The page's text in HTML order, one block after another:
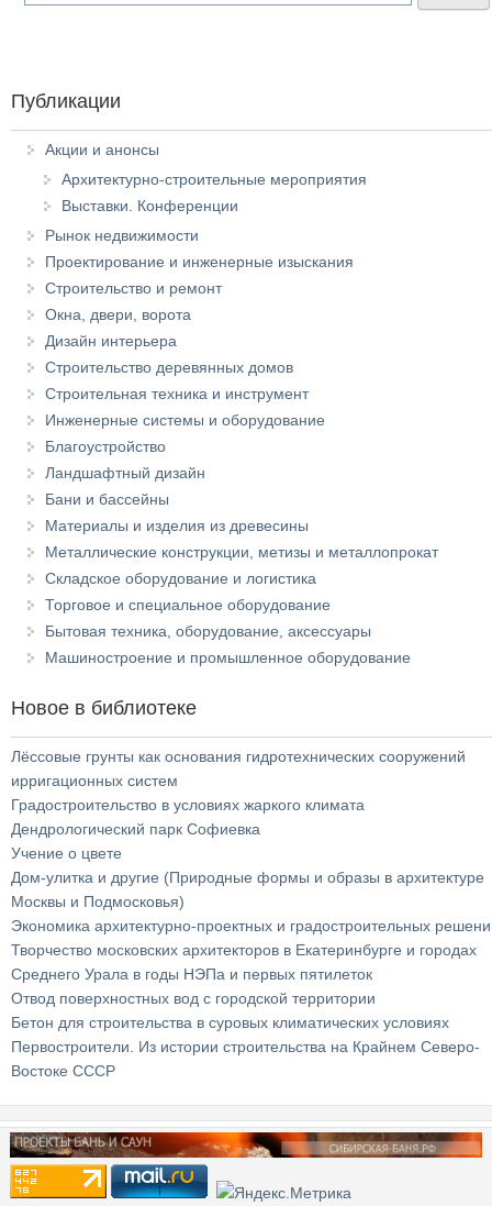
Публикации
Акции и анонсы
Архитектурно-строительные мероприятия
Выставки. Конференции
Рынок недвижимости
Проектирование и инженерные изыскания
Строительство и ремонт
Окна, двери, ворота
Дизайн интерьера
Строительство деревянных домов
Строительная техника и инструмент
Инженерные системы и оборудование
Благоустройство
Ландшафтный дизайн
Бани и бассейны
Материалы и изделия из древесины
Металлические конструкции, метизы и металлопрокат
Складское оборудование и логистика
Торговое и специальное оборудование
Бытовая техника, оборудование, аксессуары
Машиностроение и промышленное оборудование
Новое в библиотеке
Лёссовые грунты как основания гидротехнических сооружений
ирригационных систем
Градостроительство в условиях жаркого климата
Дендрологический парк Софиевка
Учение о цвете
Дом-улитка и другие (Природные формы и образы в архитектуре
Москвы и Подмосковья)
Экономика архитектурно-проектных и градостроительных
Творчество московских архитекторов в Екатеринбурге и городах
Среднего Урала в годы НЭПа и первых пятилеток
Отвод поверхностных вод с городской территории
Бетон для строительства в суровых климатических условиях
Первостроители. Из истории строительства на Крайнем Северо-
Востоке СССР